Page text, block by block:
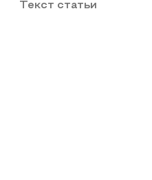
Текст статьи